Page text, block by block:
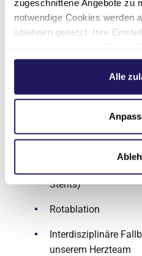
zugeschnittene Angebote zu
notwendige Cookies werden
ablehnen gesetzt. Ihre
Weitere Informationen hierzu
.Alle
Echokardiografie
Computertomografie
Intravaskulärer
Stents)
Rotablation
Interdisziplinäre
unserem Herzteam